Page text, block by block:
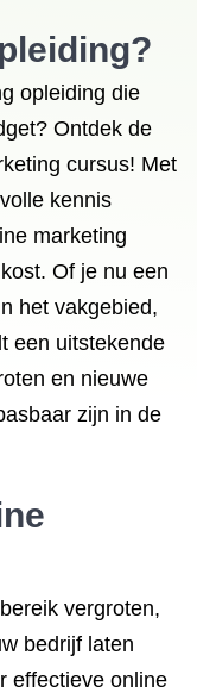
opleiding die
Ontdek de
cursus! Met
kennis
marketing
Of je nu een
het vakgebied,
een uitstekende
en nieuwe
zijn in de
vergroten,
bedrijf laten
effectieve online